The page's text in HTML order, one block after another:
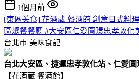
1個月前
[東區美食] 花酒蔵 餐酒館 創意日式料
區聚餐餐廳 #大安區仁愛圓環忠孝敦化
台北市 美味食記
台北大安區、捷運忠孝敦化站、仁愛圓
【花酒蔵 餐酒館】